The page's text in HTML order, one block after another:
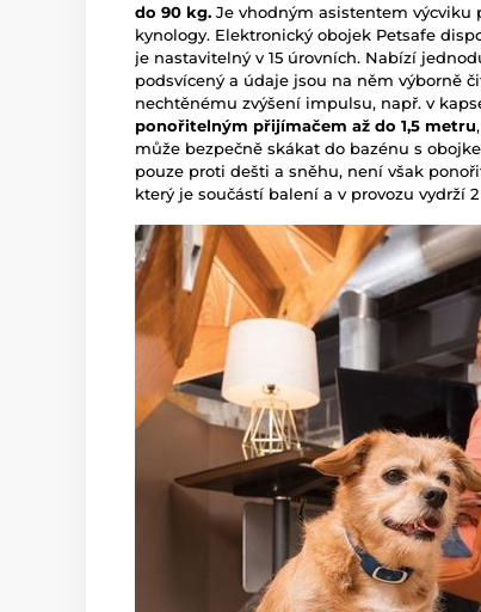
do 90 kg. Je vhodným asistentem výcviku
kynology. Elektronický obojek Petsafe
je nastavitelný v 15 úrovních. Nabízí
podsvícený a údaje jsou na něm výborně
nechtěnému zvýšení impulsu, např. v
ponořitelným přijímačem až do 1,5 metru
může bezpečně skákat do bazénu s
pouze proti dešti a sněhu, není však
který je součástí balení a v provozu vydrží